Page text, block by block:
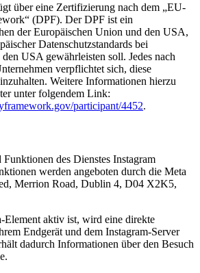
über eine Zertifizierung nach dem „EU-
(DPF). Der DPF ist ein
der Europäischen Union und den USA,
Datenschutzstandards bei
USA gewährleisten soll. Jedes nach
verpflichtet sich, diese
Weitere Informationen hierzu
unter folgendem Link:
participant/4452.
des Dienstes Instagram
werden angeboten durch die Meta
Merrion Road, Dublin 4, D04 X2K5,
Element aktiv ist, wird eine direkte
Endgerät und dem Instagram-Server
dadurch Informationen über den Besuch